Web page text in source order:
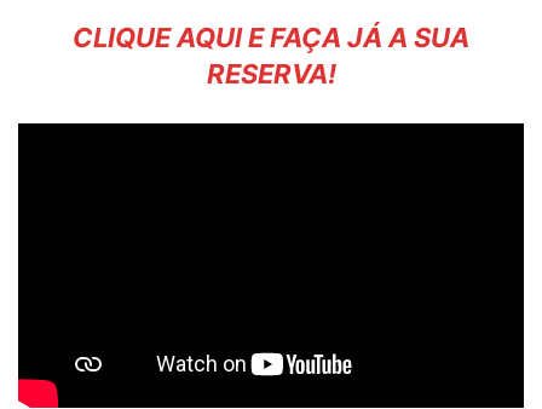
CLIQUE AQUI E FAÇA JÁ A SUA
RESERVA!